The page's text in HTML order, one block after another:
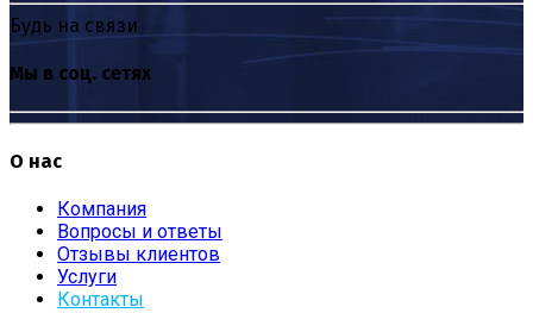
Будь на связи
Мы в соц. сетях
О нас
Компания
Вопросы и ответы
Отзывы клиентов
Услуги
Контакты